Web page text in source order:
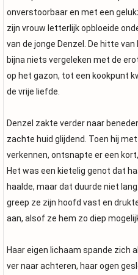
onverstoorbaar en met een
zijn vrouw letterlijk opbloeide
van de jonge Denzel. De hitte
bijna niets vergeleken met de
op het gazon, tot een kookpunt
de vrije liefde.
Denzel zakte verder naar
zachte huid glijdend. Toen hij
verkennen, ontsnapte er een
Het was een kietelig genot dat
haalde, maar dat duurde niet
greep ze zijn hoofd vast en
aan, alsof ze hem zo diep
Haar eigen lichaam spande zich
ver naar achteren, haar ogen